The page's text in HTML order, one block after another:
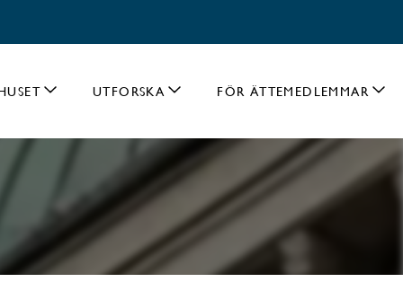
UTFORSKA FÖR ÄTTEMEDLEMMAR